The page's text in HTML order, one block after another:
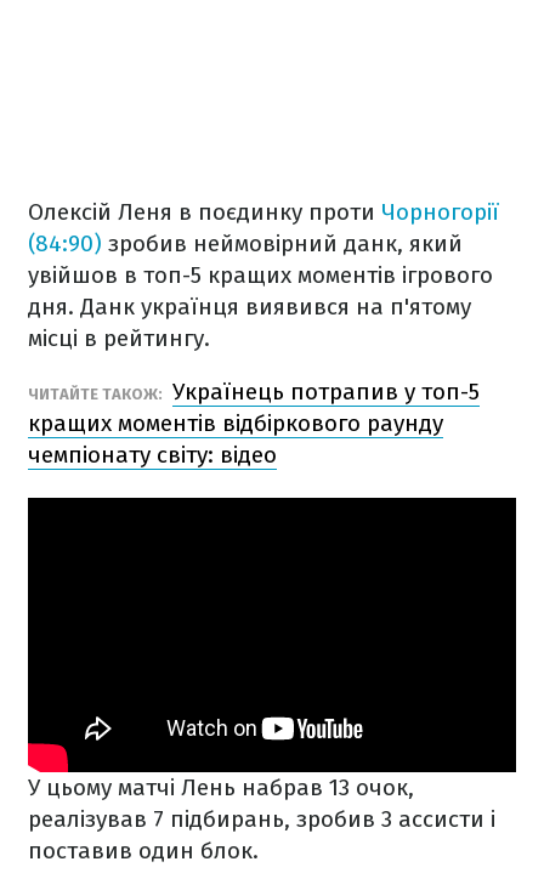
Олексій Леня в поєдинку проти Чорногорії
(84:90) зробив неймовірний данк, який
увійшов в топ-5 кращих моментів ігрового
дня. Данк українця виявився на п'ятому
місці в рейтингу.
ЧИТАЙТЕ ТАКОЖ: Українець потрапив у топ-5
кращих моментів відбіркового раунду
чемпіонату світу: відео
У цьому матчі Лень набрав 13 очок,
реалізував 7 підбирань, зробив 3 ассисти і
поставив один блок.